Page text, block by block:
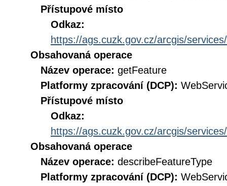
Přístupové místo
Odkaz:
https://ags.cuzk.gov.cz/arcgis/
Obsahovaná operace
Název operace: getFeature
Platformy zpracování (DCP):
Přístupové místo
Odkaz:
https://ags.cuzk.gov.cz/arcgis/
Obsahovaná operace
Název operace: describeFeatureType
Platformy zpracování (DCP):